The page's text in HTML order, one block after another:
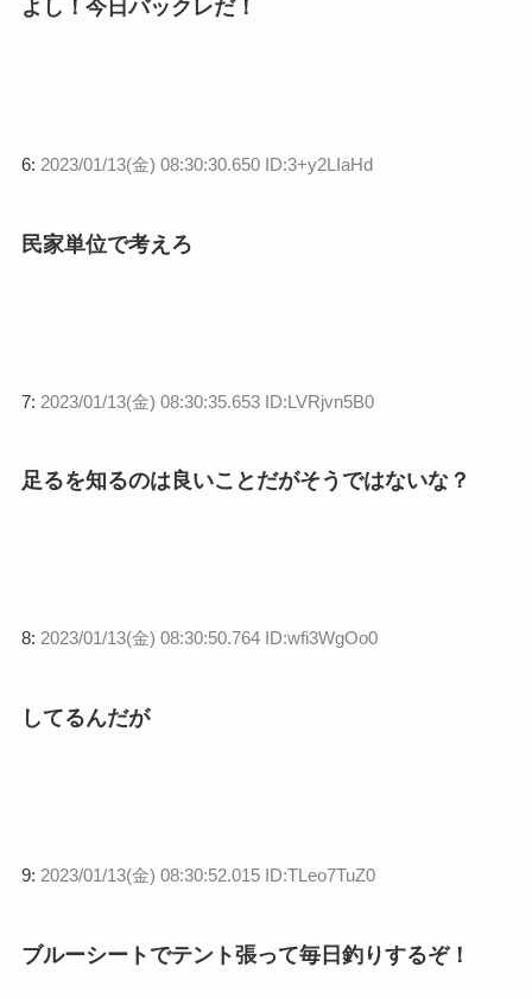
よし！今日バックレだ！
6: 2023/01/13(金) 08:30:30.650 ID:3+y2LIaHd
民家単位で考えろ
7: 2023/01/13(金) 08:30:35.653 ID:LVRjvn5B0
足るを知るのは良いことだがそうではないな？
8: 2023/01/13(金) 08:30:50.764 ID:wfi3WgOo0
してるんだが
9: 2023/01/13(金) 08:30:52.015 ID:TLeo7TuZ0
ブルーシートでテント張って毎日釣りするぞ！